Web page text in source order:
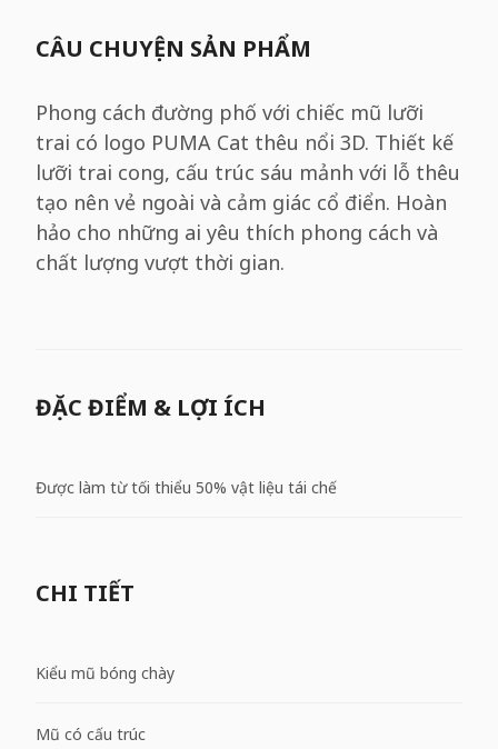
CÂU CHUYỆN SẢN PHẨM
Phong cách đường phố với chiếc mũ lưỡi
trai có logo PUMA Cat thêu nổi 3D. Thiết kế
lưỡi trai cong, cấu trúc sáu mảnh với lỗ thêu
tạo nên vẻ ngoài và cảm giác cổ điển. Hoàn
hảo cho những ai yêu thích phong cách và
chất lượng vượt thời gian.
ĐẶC ĐIỂM & LỢI ÍCH
Được làm từ tối thiểu 50% vật liệu tái chế
CHI TIẾT
Kiểu mũ bóng chày
Mũ có cấu trúc